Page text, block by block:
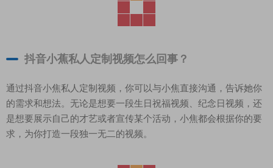
抖音小蕉私人定制视频怎么回事？
通过抖音小焦私人定制视频，你可以与小焦直接沟通，告诉她你
的需求和想法。无论是想要一段生日祝福视频、纪念日视频，还
是想要展示自己的才艺或者宣传某个活动，小焦都会根据你的要
求，为你打造一段独一无二的视频。